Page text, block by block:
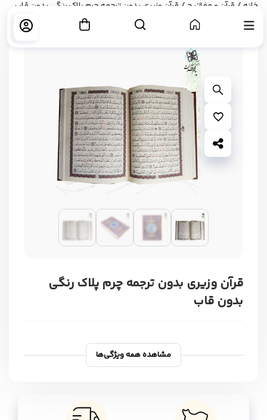
خانه/ قرآن و مفاتیح / قرآن وزیری بدون ترجمه چرم پلاک رنگی بدون قاب
قرآن وزیری بدون ترجمه چرم پلاک رنگی
بدون قاب
مشاهده همه ویژگی‌ها
بزرگ نمایی محصول
افزودن به علاقه مندی ها
اشتراک گذاری محصول